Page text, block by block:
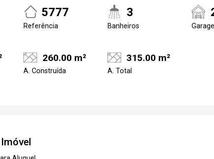
5777
Referência
3
Banheiros
260.00 m²
A. Construída
315.00 m²
A. Total